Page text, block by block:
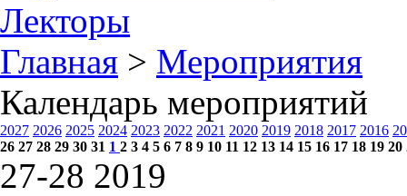
Лекторы
Главная > Мероприятия
Календарь мероприятий
2027 2026 2025 2024 2023 2022 2021 2020 2019 2018 2017 2016
26 27 28 29 30 31 1 2 3 4 5 6 7 8 9 10 11 12 13 14 15 16 17 18 19 20
27-28 2019